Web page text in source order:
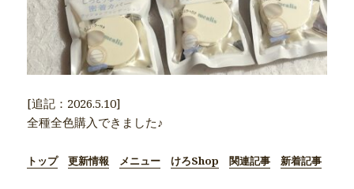
[追記：2026.5.10]
全種全色購入できました♪
トップ 更新情報 メニュー けろShop 関連記事 新着記事